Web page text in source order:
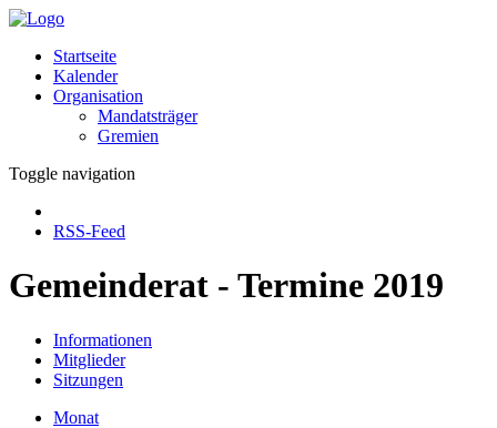
Startseite
Kalender
Organisation
Mandatsträger
Gremien
Toggle navigation
RSS-Feed
Gemeinderat - Termine 2019
Informationen
Mitglieder
Sitzungen
Monat